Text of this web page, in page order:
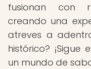
fusionan con
creando una
atreves a
histórico? ¡Sigue
un mundo de